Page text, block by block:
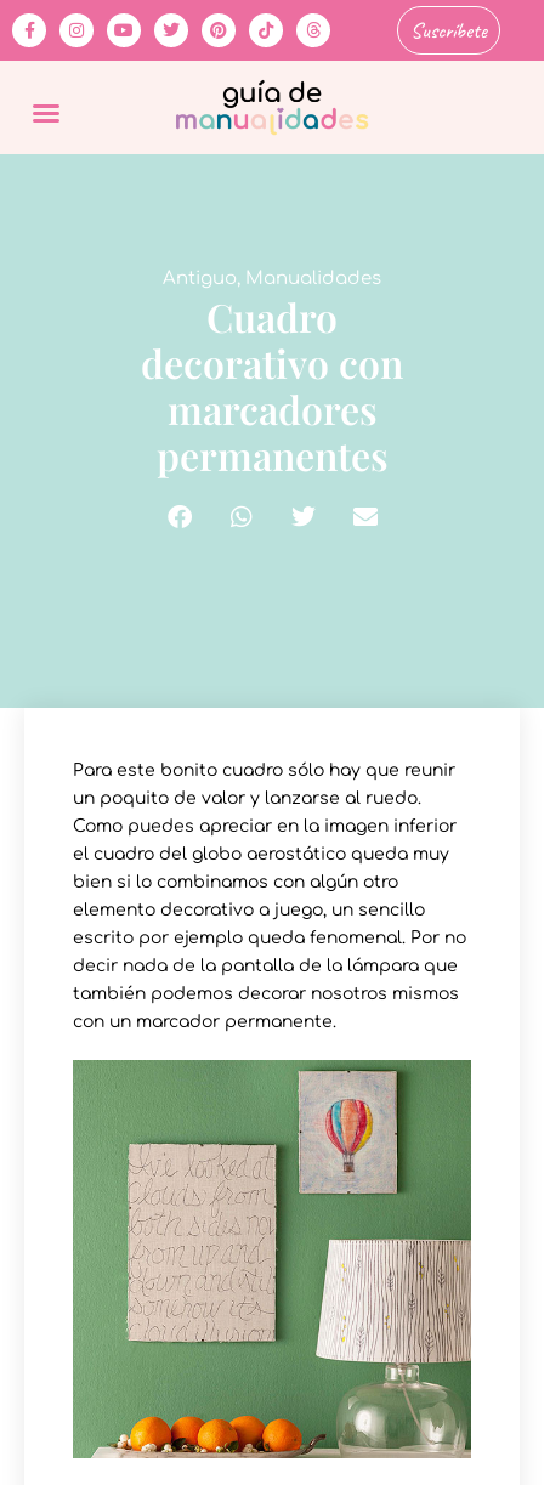
Suscríbete
Antiguo, Manualidades
Cuadro
decorativo con
marcadores
permanentes
Para este bonito cuadro sólo hay que reunir
un poquito de valor y lanzarse al ruedo.
Como puedes apreciar en la imagen inferior
el cuadro del globo aerostático queda muy
bien si lo combinamos con algún otro
elemento decorativo a juego, un sencillo
escrito por ejemplo queda fenomenal. Por no
decir nada de la pantalla de la lámpara que
también podemos decorar nosotros mismos
con un marcador permanente.